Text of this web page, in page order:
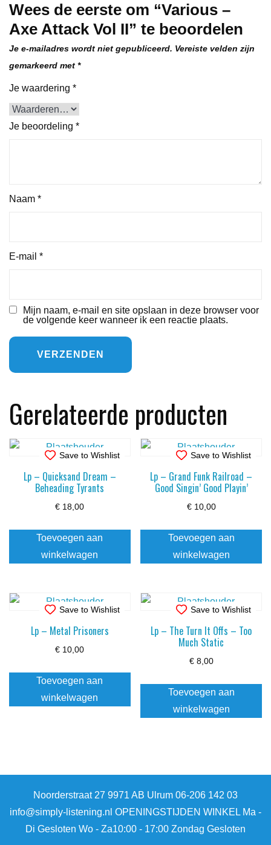
Wees de eerste om “Various –
Axe Attack Vol II” te beoordelen
Je e-mailadres wordt niet gepubliceerd. Vereiste velden zijn
gemarkeerd met *
Je waardering *
Je beoordeling *
Naam *
E-mail *
Mijn naam, e-mail en site opslaan in deze browser voor
de volgende keer wanneer ik een reactie plaats.
Gerelateerde producten
Save to Wishlist
Lp – Quicksand Dream –
Beheading Tyrants
€ 18,00
Toevoegen aan
winkelwagen
Save to Wishlist
Lp – Grand Funk Railroad –
Good Singin’ Good Playin’
€10,00
Toevoegen aan
winkelwagen
Save to Wishlist
Lp – Metal Prisoners
€ 10,00
Toevoegen aan
winkelwagen
Save to Wishlist
Lp – The Turn It Offs – Too
Much Static
€8,00
Toevoegen aan
winkelwagen
Noorderstraat 27 9971 AB Ulrum 06-206 142 03
info@simply-listening.nl OPENINGSTIJDEN WINKEL Ma -
Di Gesloten Wo - Za10:00 - 17:00 Zondag Gesloten